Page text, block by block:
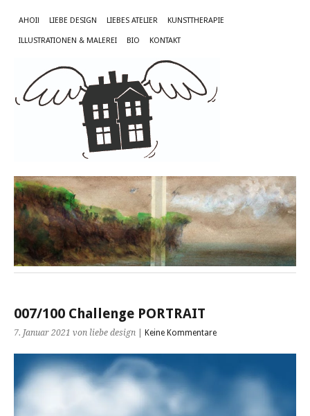
AHOI! LIEBE DESIGN LIEBES ATELIER KUNSTTHERAPIE
ILLUSTRATIONEN & MALEREI BIO KONTAKT
007/100 Challenge PORTRAIT
7. Januar 2021 von liebe design Keine Kommentare